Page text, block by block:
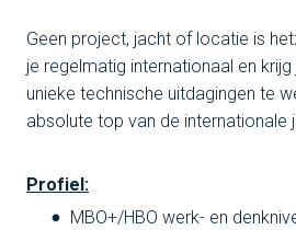
Geen project, jacht of locatie is
je regelmatig internationaal en
unieke technische uitdagingen te
absolute top van de internationale
Profiel:
MBO+/HBO werk- en